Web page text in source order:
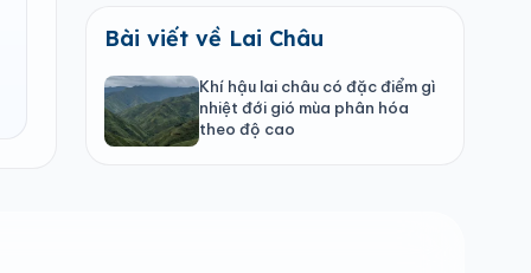
Bài viết về Lai Châu
Khí hậu lai châu có đặc điểm gì
nhiệt đới gió mùa phân hóa
theo độ cao